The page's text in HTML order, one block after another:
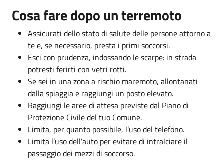
Cosa fare dopo un terremoto
Assicurati dello stato di salute delle persone attorno a
te e, se necessario, presta i primi soccorsi.
Esci con prudenza, indossando le scarpe: in strada
potresti ferirti con vetri rotti.
Se sei in una zona a rischio maremoto, allontanati
dalla spiaggia e raggiungi un posto elevato.
Raggiungi le aree di attesa previste dal Piano di
Protezione Civile del tuo Comune.
Limita, per quanto possibile, l’uso del telefono.
Limita l’uso dell’auto per evitare di intralciare il
passaggio dei mezzi di soccorso.